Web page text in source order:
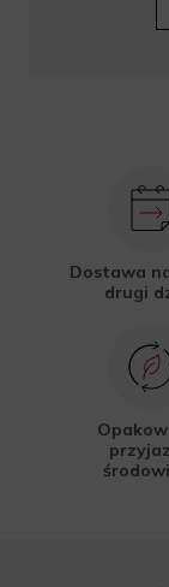
Dostawa
drugi